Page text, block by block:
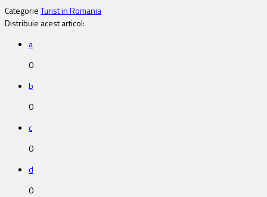
CategorieTurist in Romania
Distribuie acest articol:
a
0
b
0
c
0
d
0